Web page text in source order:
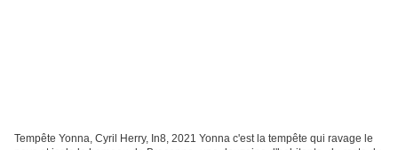
Tempête Yonna, Cyril Herry, In8, 2021 Yonna c'est la tempête qui ravage le